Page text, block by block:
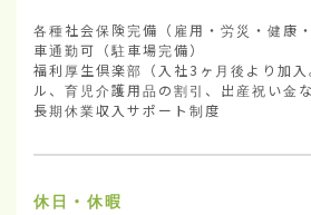
各種社会保険完備（雇用・労災・健康
車通勤可（駐車場完備）
福利厚生倶楽部（入社3ヶ月後より加
ル、育児介護用品の割引、出産祝い金
長期休業収入サポート制度
休日・休暇